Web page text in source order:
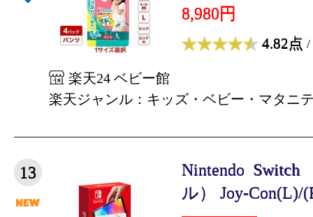
8,980円
4.82点 /
楽天24 ベビー館
楽天ジャンル：キッズ・ベビー・マタニ
13
Nintendo
ル） Joy-Con(L)/